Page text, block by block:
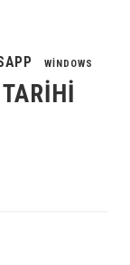
WINDOWS